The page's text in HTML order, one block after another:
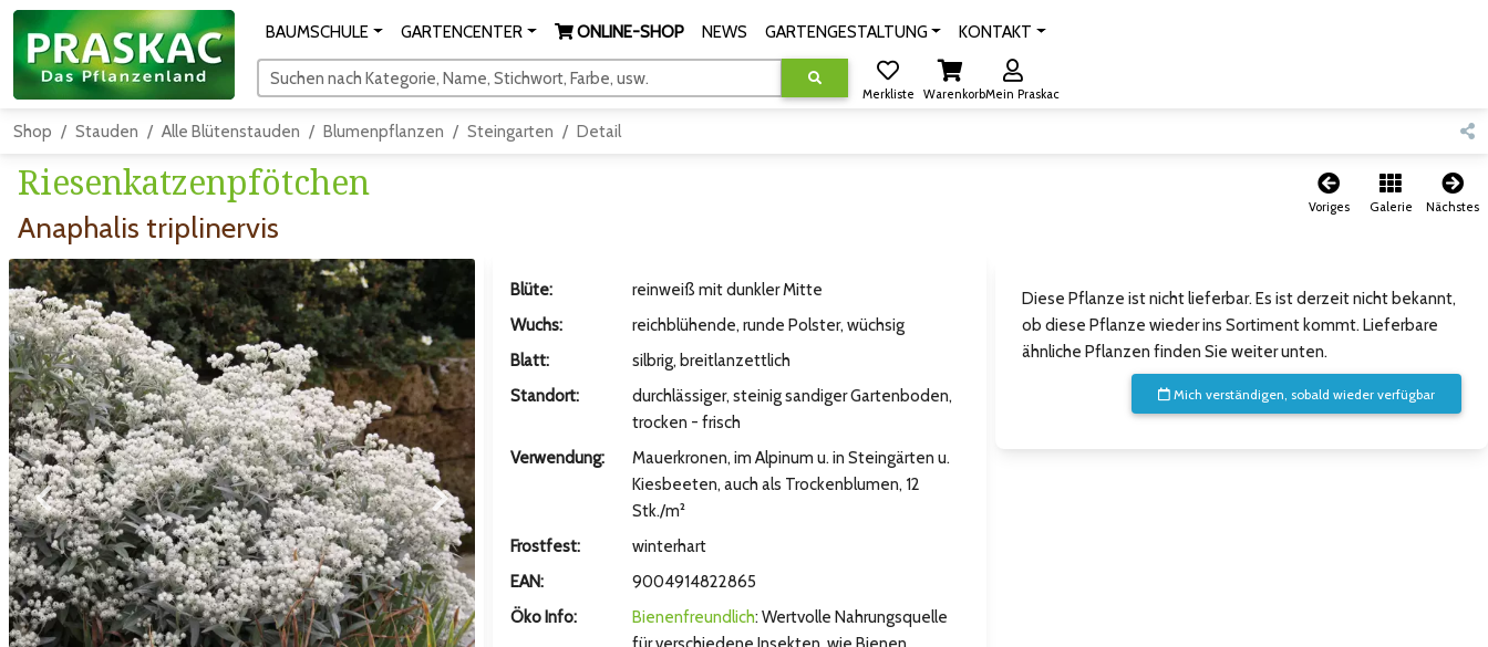
BAUMSCHULE GARTENCENTER ONLINE-SHOP NEWS GARTENGESTALTUNG KONTAKT
Suchen nach Kategorie, Name, Stichwort, Farbe, usw.
Merkliste WarenkorbMein Praskac
Shop Stauden Alle Blütenstauden Blumenpflanzen Steingarten Detail
Riesenkatzenpfötchen
Anaphalis triplinervis
Voriges Galerie Nächstes
Zum vorigen Bild Zum nächsten Bild
Diese Pflanze ist nicht lieferbar. Es ist derzeit nicht bekannt,
ob diese Pflanze wieder ins Sortiment kommt. Lieferbare
ähnliche Pflanzen finden Sie weiter unten.
Mich verständigen, sobald wieder verfügbar
Blüte:
reinweiß mit dunkler Mitte
Wuchs:
reichblühende, runde Polster, wüchsig
Blatt:
silbrig, breitlanzettlich
Standort:
durchlässiger, steinig sandiger Gartenboden,
trocken - frisch
Verwendung:
Mauerkronen, im Alpinum u. in Steingärten u.
Kiesbeeten, auch als Trockenblumen, 12
Stk./m²
Frostfest:
winterhart
EAN:
9004914822865
Öko Info:
Bienenfreundlich: Wertvolle Nahrungsquelle